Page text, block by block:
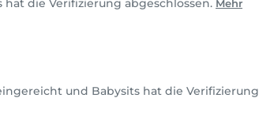
die Verifizierung abgeschlossen. Mehr
und Babysits hat die Verifizierung